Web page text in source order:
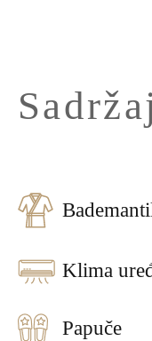
Klima
Papuče